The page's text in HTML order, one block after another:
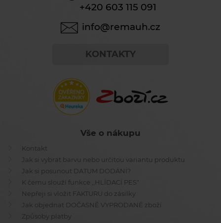
+420 603 115 091
info@remauh.cz
KONTAKTY
Vše o nákupu
Kontakt
Jak si vybrat barvu nebo určitou variantu produktu
Jak si posunout DATUM DODÁNÍ?
K čemu slouží funkce ,,HLÍDACÍ PES"
Nepřeji si vložit FAKTURU do zásilky
Jak objednat DOČASNĚ VYPRODANÉ zboží
Způsoby platby